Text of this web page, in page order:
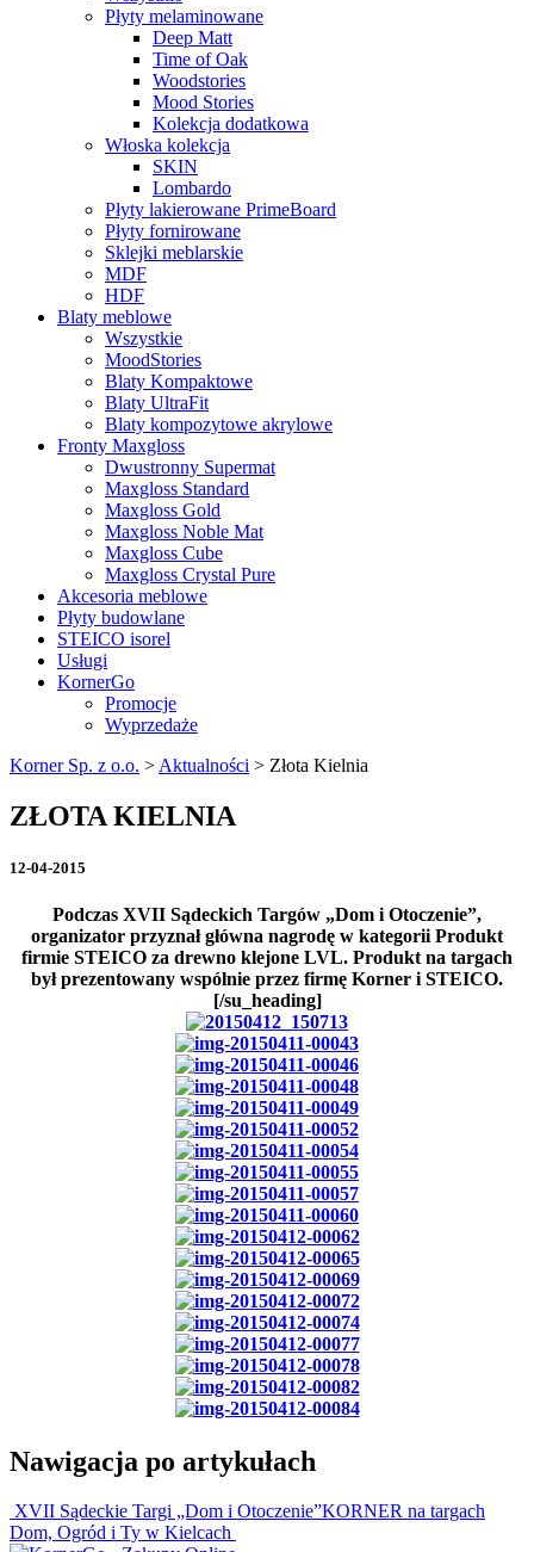
Płyty melaminowane
Deep Matt
Time of Oak
Woodstories
Mood Stories
Kolekcja dodatkowa
Włoska kolekcja
SKIN
Lombardo
Płyty lakierowane PrimeBoard
Płyty fornirowane
Sklejki meblarskie
MDF
HDF
Blaty meblowe
Wszystkie
MoodStories
Blaty Kompaktowe
Blaty UltraFit
Blaty kompozytowe akrylowe
Fronty Maxgloss
Dwustronny Supermat
Maxgloss Standard
Maxgloss Gold
Maxgloss Noble Mat
Maxgloss Cube
Maxgloss Crystal Pure
Akcesoria meblowe
Płyty budowlane
STEICO isorel
Usługi
KornerGo
Promocje
Wyprzedaże
Korner Sp. z o.o. > Aktualności > Złota Kielnia
ZŁOTA KIELNIA
12-04-2015
Podczas XVII Sądeckich Targów „Dom i Otoczenie”,
organizator przyznał główna nagrodę w kategorii Produkt
firmie STEICO za drewno klejone LVL. Produkt na targach
był prezentowany wspólnie przez firmę Korner i STEICO.
[/su_heading]
Nawigacja po artykułach
XVII Sądeckie Targi „Dom i Otoczenie”KORNER na targach
Dom, Ogród i Ty w Kielcach